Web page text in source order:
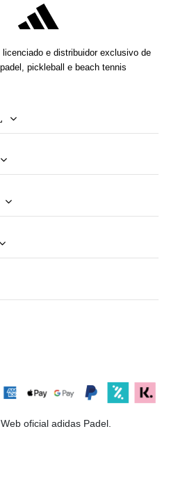
e distribuidor exclusivo de
pickleball e beach tennis
oficial adidas Padel.